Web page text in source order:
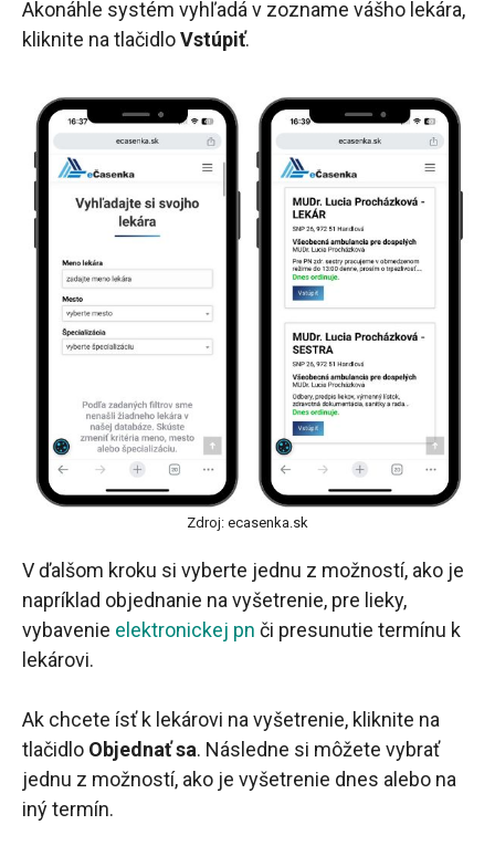
Akonáhle systém vyhľadá v zozname vášho lekára,
kliknite na tlačidloVstúpiť.
Zdroj: ecasenka.sk
V ďalšom kroku si vyberte jednu z možností, ako je
napríklad objednanie na vyšetrenie, pre lieky,
vybavenie elektronickej pn či presunutie termínu k
lekárovi.
Ak chcete ísť k lekárovi na vyšetrenie, kliknite na
tlačidlo Objednať sa. Následne si môžete vybrať
jednu z možností, ako je vyšetrenie dnes alebo na
iný termín.